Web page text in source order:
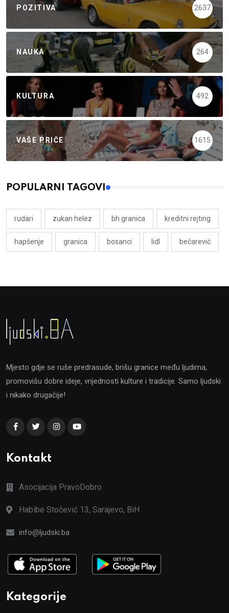
POZITIVA 2637
NAUKA 264
KULTURA 492
VAŠE PRIČE 1615
POPULARNI TAGOVI
rudari zukan helez bh granica kreditni rejting
hapšenje granica bosanci lidl bečarević
Mjesto gdje se ruše predrasude, brišu granice među ljudima,
promovišu dobre ideje, vrijednosti kulture i tradicije. Samo ljudski
i nikako drugačije!
Kontakt
Asocijacija PravoDobro
Habibe Stočević 13, Sarajevo, BiH
info@ljudski.ba
Kategorije